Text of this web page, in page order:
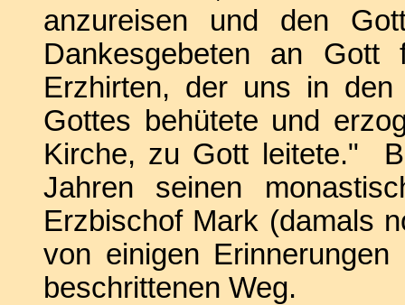
anzureisen und den
Dankesgebeten an
Erzhirten, der uns in
Gottes behütete und
Kirche, zu Gott leitete."
Jahren seinen
Erzbischof Mark (damals
von einigen
beschrittenen Weg.